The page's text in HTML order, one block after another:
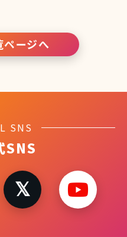
ページへ
SNS
SNS